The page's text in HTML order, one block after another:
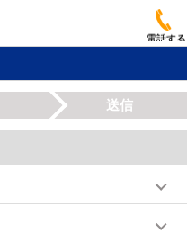
電話する
送信